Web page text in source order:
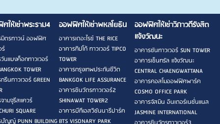
ให้เช่าพระราม4
มิตรทาวน์ ออฟฟิศ
ร์
นแบงค็อกทาวเวอร์
TOWER
รีนทาวเวอร์ GREEN
ามจุรีสแควร์
SQUARE
ญญ์ PUNN BUILDING
ออฟฟิศให้เช่าพหลโยธิน
อาคารเดอะไรซ์ THE RICE
อาคารทิปโก้ ทาวเวอร์ TIPCO
TOWER
อาคารกรุงเทพประกันชีวิต
BANKGOK LIFE ASSURANCE
อาคารชินวัตรทาวเวอร์2
SHINAWAT TOWER2
อาคารบีทีเอสวิชันนารีปาร์ค
BTS VISONARY PARK
ออฟฟิศให้เช่าวิภาวดีรังสิต
แจ้งวัฒนะ
อาคารซันทาวเวอร์ SUN TOWER
อาคารเซ็นทรัล แจ้งวัฒนะ
CENTRAL CHAENGWATTANA
อาคารคอสโมออฟฟิศพาร์ค
COSMO OFFICE PARK
อาคารจัสมิน อินเตอร์เนชั่นแนล
JASMINE INTERNATIONAL